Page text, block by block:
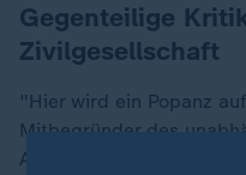
Gegenteilige
Zivilgesellschaft
"Hier wird ein Popanz
Mitbegründer des
Afghanistan Analysts